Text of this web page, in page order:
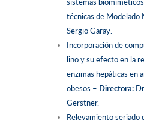
sistemas
técnicas de Modelado
Sergio Garay.
Incorporación de
lino y su efecto en la
enzimas hepáticas en
obesos – Directora:
Gerstner.
Relevamiento seriado